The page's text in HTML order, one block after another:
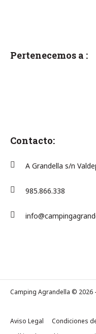
Pertenecemos a :
Contacto:
A Grandella s/n
985.866.338
Camping Agrandella © 2026
Aviso Legal
Condiciones